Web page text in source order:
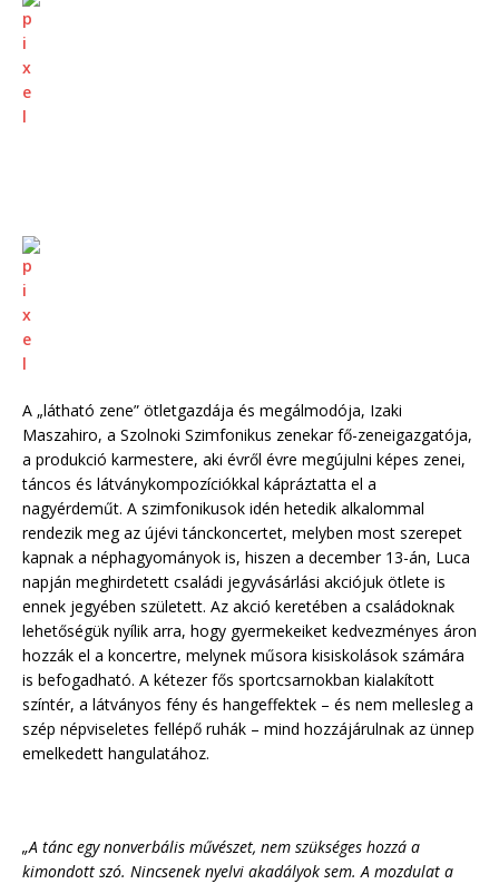
A „látható zene” ötletgazdája és megálmodója, Izaki
Maszahiro, a Szolnoki Szimfonikus zenekar fő-zeneigazgatója,
a produkció karmestere, aki évről évre megújulni képes zenei,
táncos és látványkompozíciókkal kápráztatta el a
nagyérdeműt. A szimfonikusok idén hetedik alkalommal
rendezik meg az újévi tánckoncertet, melyben most szerepet
kapnak a néphagyományok is, hiszen a december 13-án, Luca
napján meghirdetett családi jegyvásárlási akciójuk ötlete is
ennek jegyében született. Az akció keretében a családoknak
lehetőségük nyílik arra, hogy gyermekeiket kedvezményes áron
hozzák el a koncertre, melynek műsora kisiskolások számára
is befogadható. A kétezer fős sportcsarnokban kialakított
színtér, a látványos fény és hangeffektek – és nem mellesleg a
szép népviseletes fellépő ruhák – mind hozzájárulnak az ünnep
emelkedett hangulatához.
„A tánc egy nonverbális művészet, nem szükséges hozzá a
kimondott szó. Nincsenek nyelvi akadályok sem. A mozdulat a